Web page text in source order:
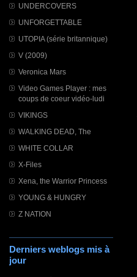
UNDERCOVERS
UNFORGETTABLE
UTOPIA (série britannique)
V (2009)
Veronica Mars
Video Games Player : mes
coups de coeur vidéo-ludi
VIKINGS
WALKING DEAD, The
WHITE COLLAR
X-Files
Xena, the Warrior Princess
YOUNG & HUNGRY
Z NATION
Derniers weblogs mis à
jour